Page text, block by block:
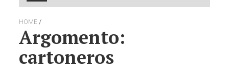
HOME /
Argomento:
cartoneros